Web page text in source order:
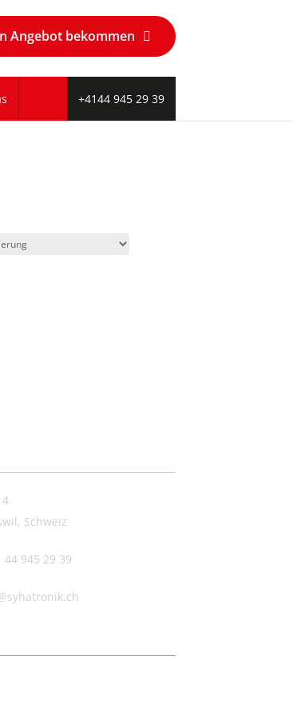
Angebot bekommen
+4144 945 29 39
Schweiz
945 29 39